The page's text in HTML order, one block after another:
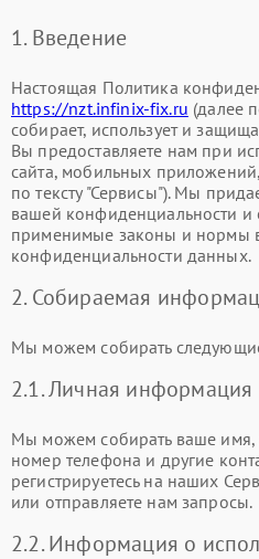
1. Введение
Настоящая Политика
https://nzt.infinix-fix.ru (далее
собирает, использует и
Вы предоставляете нам при
сайта, мобильных
по тексту "Сервисы"). Мы
вашей конфиденциальности и
применимые законы и нормы
конфиденциальности данных.
2. Собираемая
Мы можем собирать
2.1. Личная информация
Мы можем собирать ваше имя,
номер телефона и другие
регистрируетесь на наших
или отправляете нам запросы.
2.2. Информация о